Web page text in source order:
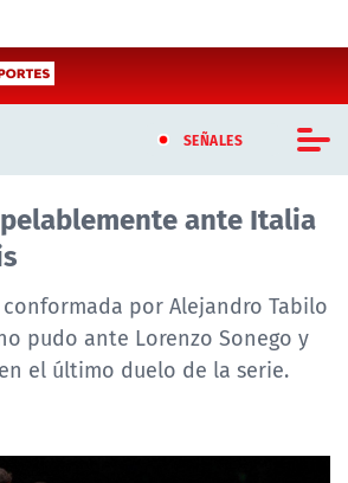
SEÑALES
CHILE
ante Italia
por Alejandro Tabilo
pudo ante Lorenzo Sonego y
el último duelo de la serie.